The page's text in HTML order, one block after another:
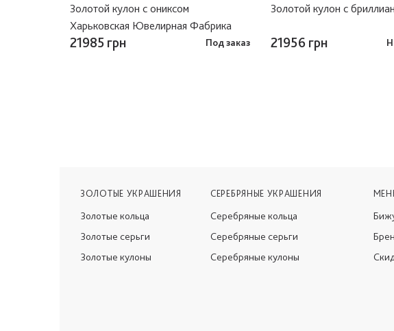
Золотой кулон с ониксом
Харьковская Ювелирная Фабрика
21985 грн Под заказ
Золотой кулон с
21956 грн
ЗОЛОТЫЕ УКРАШЕНИЯ
Золотые кольца
Золотые серьги
Золотые кулоны
СЕРЕБРЯНЫЕ УКРАШЕНИЯ
Серебряные кольца
Серебряные серьги
Серебряные кулоны